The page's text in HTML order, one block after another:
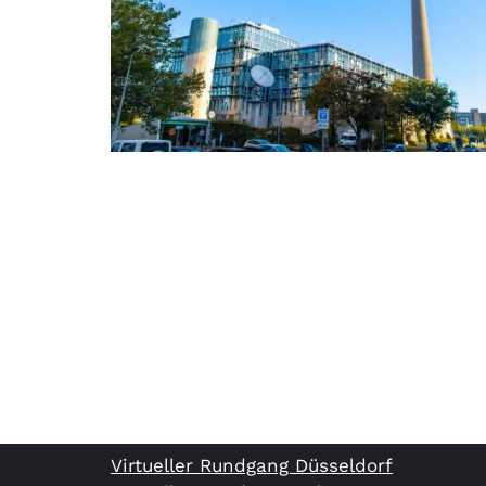
Virtueller Rundgang Düsseldorf